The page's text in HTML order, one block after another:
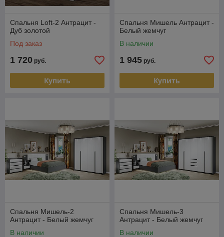
Спальня Loft-2 Антрацит -
Дуб золотой
Под заказ
1 720 руб.
Купить
Спальня Мишель Антрацит -
Белый жемчуг
В наличии
1 945 руб.
Купить
Спальня Мишель-2
Антрацит - Белый жемчуг
В наличии
Спальня Мишель-3
Антрацит - Белый жемчуг
В наличии